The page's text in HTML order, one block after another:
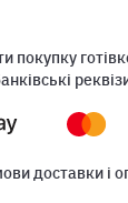
покупку
доставки і